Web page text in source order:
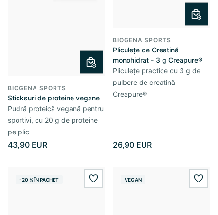
BIOGENA SPORTS
Sticksuri de proteine vegane
Pudră proteică vegană pentru
sportivi, cu 20 g de proteine
pe plic
43,90 EUR
BIOGENA SPORTS
Pliculețe de Creatină
monohidrat - 3 g Creapure®
Pliculețe practice cu 3 g de
pulbere de creatină
Creapure®
26,90 EUR
-20 % ÎN PACHET wishlist.add
VEGAN